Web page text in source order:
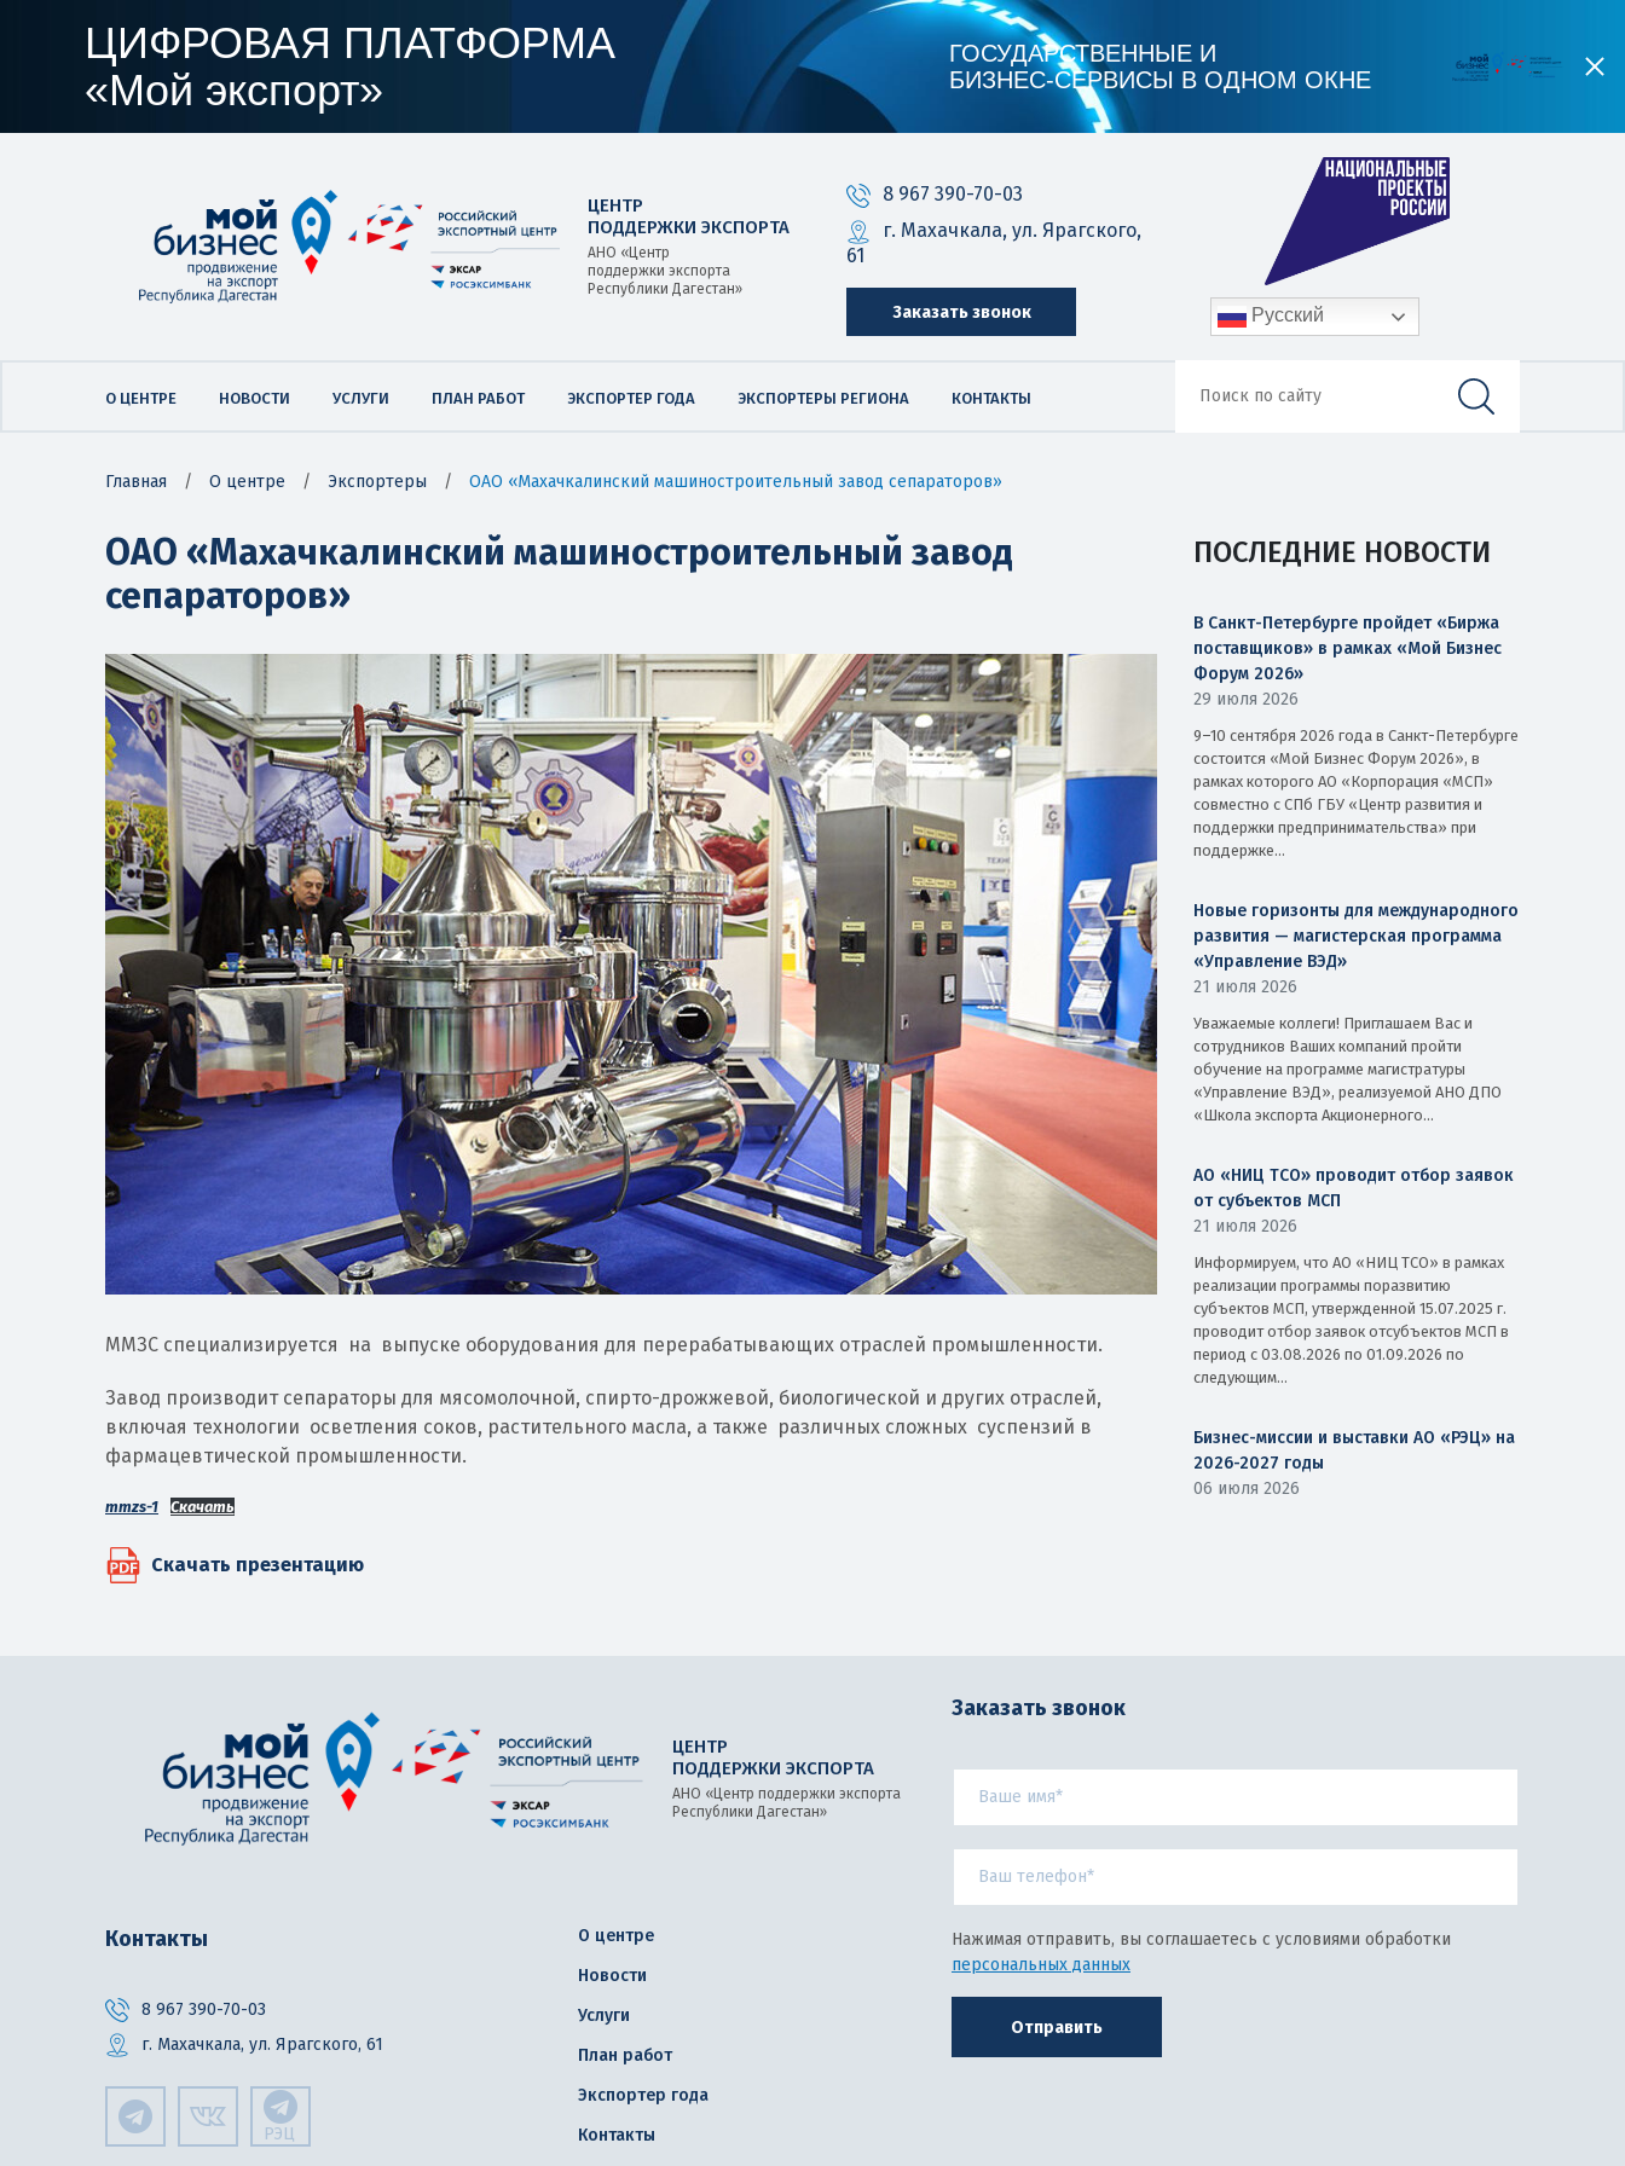
ЦИФРОВАЯ ПЛАТФОРМА
«Мой экспорт»
ГОСУДАРСТВЕННЫЕ И
БИЗНЕС‑СЕРВИСЫ В ОДНОМ ОКНЕ
ЦЕНТР
ПОДДЕРЖКИ ЭКСПОРТА
АНО «Центр
поддержки экспорта
Республики Дагестан»
8 967 390-70-03
г. Махачкала, ул. Ярагского,
61
Заказать звонок Русский
О ЦЕНТРЕ НОВОСТИ УСЛУГИ ПЛАН РАБОТ ЭКСПОРТЕР ГОДА ЭКСПОРТЕРЫ РЕГИОНА КОНТАКТЫ
Главная / О центре / Экспортеры / ОАО «Махачкалинский машиностроительный завод сепараторов»
ОАО «Махачкалинский машиностроительный завод
сепараторов»
ММЗС специализируется на выпуске оборудования для перерабатывающих отраслей промышленности.
Завод производит сепараторы для мясомолочной, спирто-дрожжевой, биологической и других отраслей,
включая технологии осветления соков, растительного масла, а также различных сложных суспензий в
фармацевтической промышленности.
mmzs-1 Скачать
Скачать презентацию
ПОСЛЕДНИЕ НОВОСТИ
В Санкт-Петербурге пройдет «Биржа
поставщиков» в рамках «Мой Бизнес
Форум 2026»
29 июля 2026
9–10 сентября 2026 года в Санкт-Петербурге
состоится «Мой Бизнес Форум 2026», в
рамках которого АО «Корпорация «МСП»
совместно с СПб ГБУ «Центр развития и
поддержки предпринимательства» при
поддержке...
Новые горизонты для международного
развития — магистерская программа
«Управление ВЭД»
21 июля 2026
Уважаемые коллеги! Приглашаем Вас и
сотрудников Ваших компаний пройти
обучение на программе магистратуры
«Управление ВЭД», реализуемой АНО ДПО
«Школа экспорта Акционерного...
АО «НИЦ ТСО» проводит отбор заявок
от субъектов МСП
21 июля 2026
Информируем, что АО «НИЦ ТСО» в рамках
реализации программы поразвитию
субъектов МСП, утвержденной 15.07.2025 г.
проводит отбор заявок отсубъектов МСП в
период с 03.08.2026 по 01.09.2026 по
следующим...
Бизнес-миссии и выставки АО «РЭЦ» на
2026-2027 годы
06 июля 2026
ЦЕНТР
ПОДДЕРЖКИ ЭКСПОРТА
АНО «Центр поддержки экспорта
Республики Дагестан»
Контакты
8 967 390-70-03
г. Махачкала, ул. Ярагского, 61
РЭЦ
О центре
Новости
Услуги
План работ
Экспортер года
Контакты
Заказать звонок
Нажимая отправить, вы соглашаетесь с условиями обработки
персональных данных
Отправить